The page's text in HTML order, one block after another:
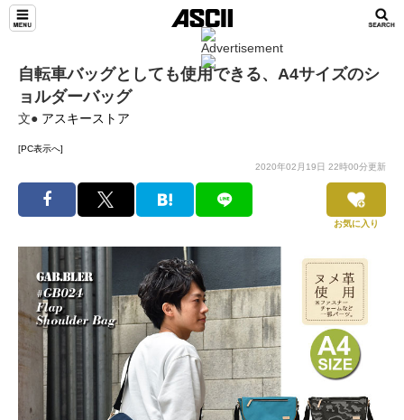
自転車バッグとしても使用できる、A4サイズのシ
ョルダーバッグ
文● アスキーストア
[PC表示へ]
2020年02月19日 22時00分更新
お気に入り